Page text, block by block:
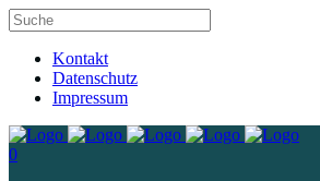
Kontakt
Datenschutz
Impressum
0